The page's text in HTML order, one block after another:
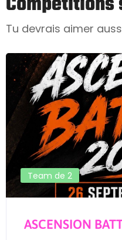
Tu devrais aimer
Team de 2
ASCENSION